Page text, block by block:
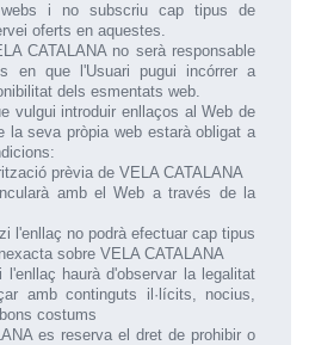
webs i no subscriu cap tipus de
oferts en aquestes.
CATALANA no serà responsable
en que l'Usuari pugui incórrer a
dels esmentats web.
vulgui introduir enllaços al Web de
la seva pròpia web estarà obligat a
prèvia de VELA CATALANA
amb el Web a través de la
l'enllaç no podrà efectuar cap tipus
sobre VELA CATALANA
haurà d'observar la legalitat
amb continguts il·lícits, nocius,
costums
es reserva el dret de prohibir o